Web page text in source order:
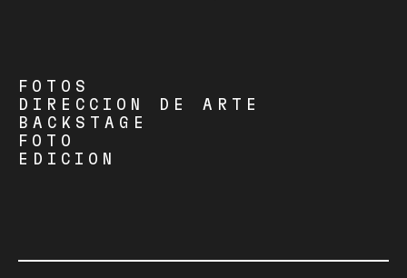
FOTOS
DIRECCION DE ARTE
BACKSTAGE
FOTO
EDICION